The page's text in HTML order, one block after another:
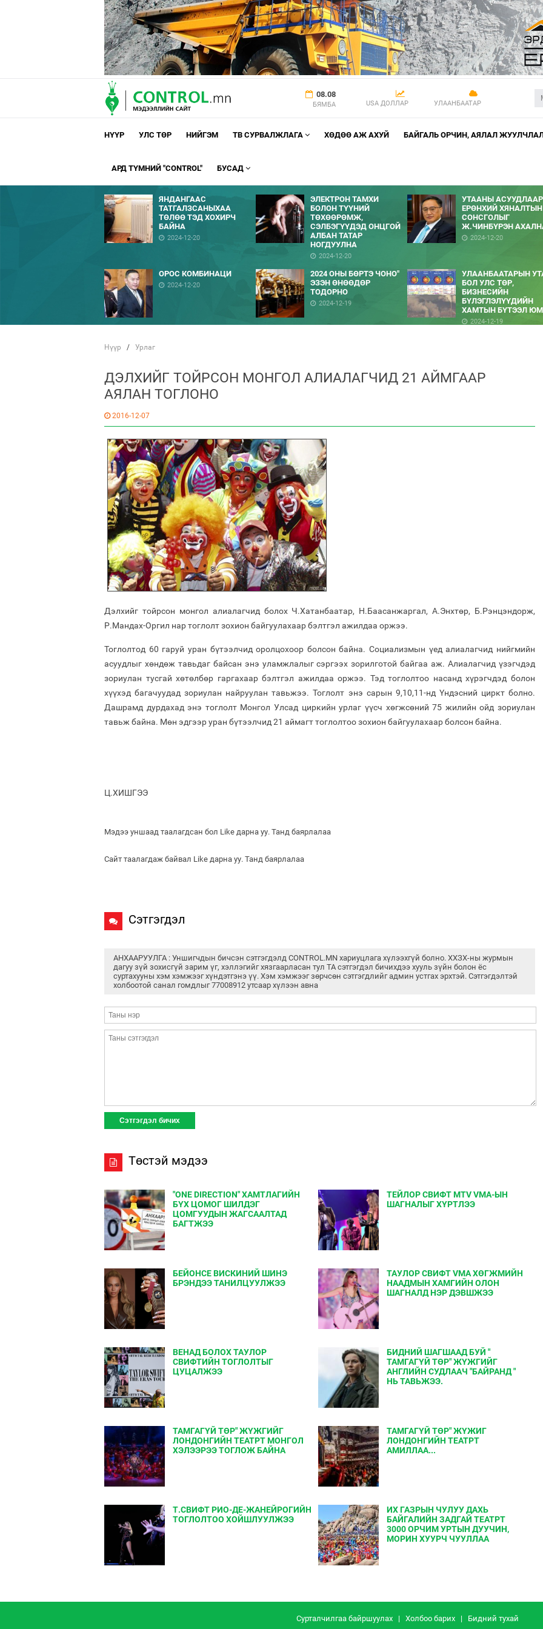
08.08
БЯМБА USA ДОЛЛАР УЛААНБААТАР
НҮҮР УЛС ТӨР НИЙГЭМ ТВ СУРВАЛЖЛАГА ХӨДӨӨ АЖ АХУЙ БАЙГАЛЬ ОРЧИН, АЯЛАЛ
АРД ТҮМНИЙ "CONTROL" БУСАД
ЯНДАНГААС
ТАТГАЛЗСАНЫХАА
ТӨЛӨӨ ТЭД ХОХИРЧ
БАЙНА
2024-12-20
ЭЛЕКТРОН ТАМХИ
БОЛОН ТҮҮНИЙ
ТӨХӨӨРӨМЖ,
СЭЛБЭГҮҮДЭД ОНЦГОЙ
АЛБАН ТАТАР
НОГДУУЛНА
2024-12-20
УТААНЫ АСУУДЛААР
ЕРӨНХИЙ ХЯНАЛТЫН
СОНСГОЛЫГ
Ж.ЧИНБҮРЭН
2024-12-20
ОРОС КОМБИНАЦИ
2024-12-20
2024 ОНЫ БӨРТЭ ЧОНО"
ЭЗЭН ӨНӨӨДӨР
ТОДОРНО
2024-12-19
УЛААНБААТАРЫН
БОЛ УЛС ТӨР,
БИЗНЕСИЙН
БҮЛЭГЛЭЛҮҮДИЙН
ХАМТЫН БҮТЭЭЛ ЮМ
2024-12-19
Нүүр / Урлаг
ДЭЛХИЙГ ТОЙРСОН МОНГОЛ АЛИАЛАГЧИД 21 АЙМГААР
АЯЛАН ТОГЛОНО
2016-12-07
Дэлхийг тойрсон монгол алиалагчид болох Ч.Хатанбаатар, Н.Баасанжаргал, А.Энхтөр, Б.Рэнцэндорж,
Р.Мандах-Оргил нар тоглолт зохион байгуулахаар бэлтгэл ажилдаа оржээ.
Тоглолтод 60 гаруй уран бүтээлчид оролцохоор болсон байна. Социализмын үед алиалагчид нийгмийн
асуудлыг хөндөж тавьдаг байсан энэ уламжлалыг сэргээх зорилготой байгаа аж. Алиалагчид үзэгчдэд
зориулан тусгай хөтөлбөр гаргахаар бэлтгэл ажилдаа оржээ. Тэд тоглолтоо насанд хүрэгчдэд болон
хүүхэд багачуудад зориулан найруулан тавьжээ. Тоглолт энэ сарын 9,10,11-нд Үндэсний циркт болно.
Дашрамд дурдахад энэ тоглолт Монгол Улсад циркийн урлаг үүсч хөгжсөний 75 жилийн ойд зориулан
тавьж байна. Мөн эдгээр уран бүтээлчид 21 аймагт тоглолтоо зохион байгуулахаар болсон байна.
Ц.ХИШГЭЭ
Мэдээ уншаад таалагдсан бол Like дарна уу. Танд баярлалаа
Сайт таалагдаж байвал Like дарна уу. Танд баярлалаа
Сэтгэгдэл
АНХААРУУЛГА : Уншигчдын бичсэн сэтгэгдэлд CONTROL.MN хариуцлага хүлээхгүй болно. ХХЗХ-ны журмын
дагуу зүй зохисгүй зарим үг, хэллэгийг хязгаарласан тул ТА сэтгэгдэл бичихдээ хууль зүйн болон ёс
суртахууны хэм хэмжээг хүндэтгэнэ үү. Хэм хэмжээг зөрчсөн сэтгэгдлийг админ устгах эрхтэй. Сэтгэгдэлтэй
холбоотой санал гомдлыг 77008912 утсаар хүлээн авна
Төстэй мэдээ
"ONE DIRECTION" ХАМТЛАГИЙН
БҮХ ЦОМОГ ШИЛДЭГ
ЦОМГУУДЫН ЖАГСААЛТАД
БАГТЖЭЭ
ТЕЙЛОР СВИФТ MTV VMA-ЫН
ШАГНАЛЫГ ХҮРТЛЭЭ
БЕЙОНСЕ ВИСКИНИЙ ШИНЭ
БРЭНДЭЭ ТАНИЛЦУУЛЖЭЭ
ТАУЛОР СВИФТ VMA ХӨГЖМИЙН
НААДМЫН ХАМГИЙН ОЛОН
ШАГНАЛД НЭР ДЭВШЖЭЭ
ВЕНАД БОЛОХ ТАУЛОР
СВИФТИЙН ТОГЛОЛТЫГ
ЦУЦАЛЖЭЭ
БИДНИЙ ШАГШААД БУЙ "
ТАМГАГҮЙ ТӨР" ЖҮЖГИЙГ
АНГЛИЙН СУДЛААЧ "БАЙРАНД "
НЬ ТАВЬЖЭЭ.
ТАМГАГҮЙ ТӨР" ЖҮЖГИЙГ
ЛОНДОНГИЙН ТЕАТРТ МОНГОЛ
ХЭЛЭЭРЭЭ ТОГЛОЖ БАЙНА
ТАМГАГҮЙ ТӨР" ЖҮЖИГ
ЛОНДОНГИЙН ТЕАТРТ
АМИЛЛАА...
Т.СВИФТ РИО-ДЕ-ЖАНЕЙРОГИЙН
ТОГЛОЛТОО ХОЙШЛУУЛЖЭЭ
ИХ ГАЗРЫН ЧУЛУУ ДАХЬ
БАЙГАЛИЙН ЗАДГАЙ ТЕАТРТ
3000 ОРЧИМ УРТЫН ДУУЧИН,
МОРИН ХУУРЧ ЧУУЛЛАА
Сурталчилгаа байршуулах| Холбоо барих| Бидний тухай